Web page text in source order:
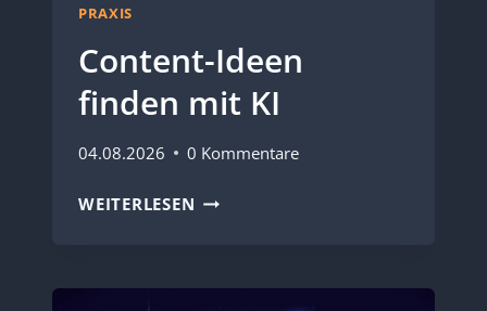
PRAXIS
Content-Ideen
finden mit KI
04.08.2026 0 Kommentare
WEITERLESEN CONTENT-